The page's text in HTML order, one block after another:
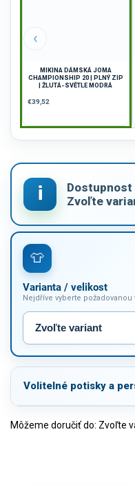
‹
MIKINA DÁMSKÁ JOMA
CHAMPIONSHIP 20 | PLNÝ ZIP
| ŽLUTÁ-SVĚTLE MODRÁ
€39,52
Varianta / velikost
Nejdříve vyberte
Volitelné potisky a
Môžeme doručiť do: Zvoľte